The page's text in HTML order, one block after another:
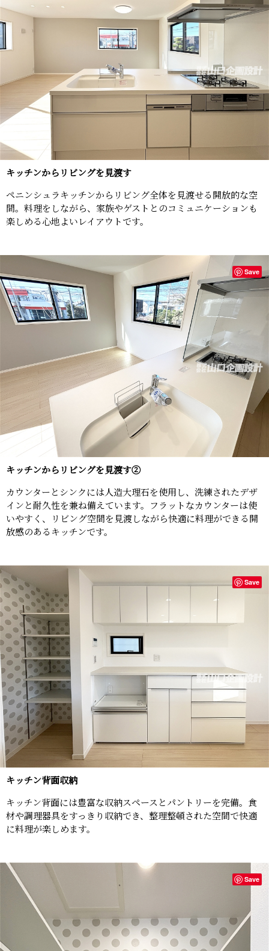
キッチンからリビングを見渡す
ペニンシュラキッチンからリビング全体を見渡せる開放的な空
間。料理をしながら、家族やゲストとのコミュニケーションも
楽しめる心地よいレイアウトです。
キッチンからリビングを見渡す②
カウンターとシンクには人造大理石を使用し、洗練されたデザ
インと耐久性を兼ね備えています。フラットなカウンターは使
いやすく、リビング空間を見渡しながら快適に料理ができる開
放感のあるキッチンです。
Save
キッチン背面収納
キッチン背面には豊富な収納スペースとパントリーを完備。食
材や調理器具をすっきり収納でき、整理整頓された空間で快適
に料理が楽しめます。
Save
Save